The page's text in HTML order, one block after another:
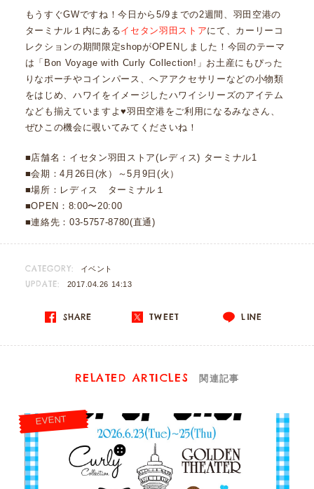
もうすぐGWですね！今日から5/9までの2週間、羽田空港の
ターミナル１内にあるイセタン羽田ストアにて、カーリーコ
レクションの期間限定shopがOPENしました！今回のテーマ
は「Bon Voyage with Curly Collection!」お土産にもぴった
りなポーチやコインパース、ヘアアクセサリーなどの小物類
をはじめ、ハワイをイメージしたハワイシリーズのアイテム
なども揃えていますよ♥羽田空港をご利用になるみなさん、
ぜひこの機会に覗いてみてくださいね！
■店舗名：イセタン羽田ストア(レディス) ターミナル1
■会期：4月26日(水）～5月9日(火）
■場所：レディス ターミナル１
■OPEN：8:00〜20:00
■連絡先：03-5757-8780(直通)
CATEGORY: イベント
UPDATE: 2017.04.26 14:13
SHARE TWEET LINE
RELATED ARTICLES 関連記事
EVENT